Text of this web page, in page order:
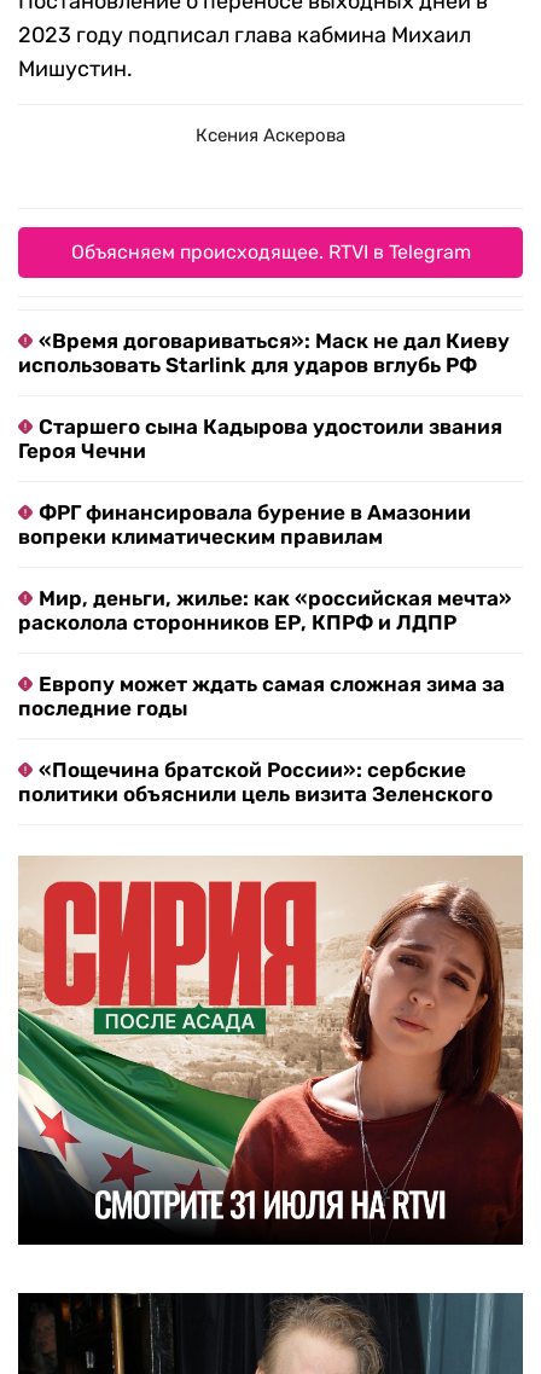
2023 году подписал глава кабмина Михаил
Мишустин.
Ксения Аскерова
Объясняем происходящее. RTVI в Telegram
«Время договариваться»: Маск не дал Киеву
использовать Starlink для ударов вглубь РФ
Старшего сына Кадырова удостоили звания
Героя Чечни
ФРГ финансировала бурение в Амазонии
вопреки климатическим правилам
Мир, деньги, жилье: как «российская мечта»
расколола сторонников ЕР, КПРФ и ЛДПР
Европу может ждать самая сложная зима за
последние годы
«Пощечина братской России»: сербские
политики объяснили цель визита Зеленского